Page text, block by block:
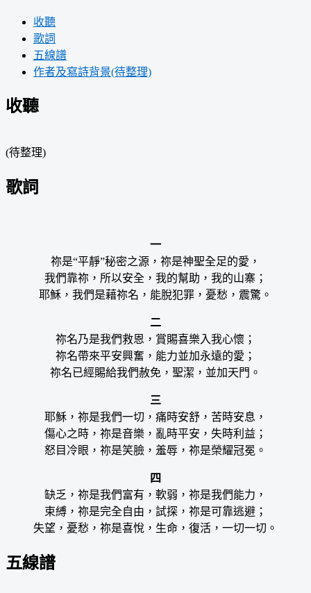
收聽
歌詞
五線譜
作者及寫詩背景(待整理)
收聽
(待整理)
歌詞
一
祢是“平靜”秘密之源，祢是神聖全足的愛，
我們靠祢，所以安全，我的幫助，我的山寨；
耶穌，我們是藉祢名，能脫犯罪，憂愁，震驚。
二
祢名乃是我們救恩，賞賜喜樂入我心懷；
祢名帶來平安興奮，能力並加永遠的愛；
祢名已經賜給我們赦免，聖潔，並加天門。
三
耶穌，祢是我們一切，痛時安舒，苦時安息，
傷心之時，祢是音樂，亂時平安，失時利益；
怒目冷眼，祢是笑臉，羞辱，祢是榮耀冠冕。
四
缺乏，祢是我們富有，軟弱，祢是我們能力，
束縛，祢是完全自由，試探，祢是可靠逃避；
失望，憂愁，祢是喜悅，生命，復活，一切一切。
五線譜